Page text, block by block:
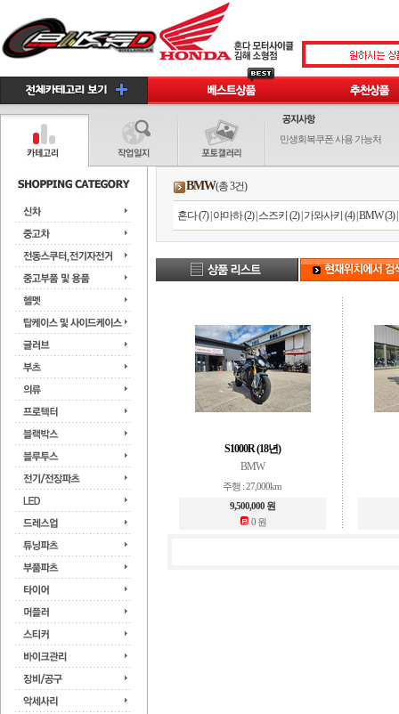
민생회복쿠폰 사용 가능처
BMW(총 3건)
혼다 (7)| 야마하 (2)| 스즈키 (2)| 가와사키 (4)|BMW (3)|
S1000R (18년)
BMW
주행 : 27,000km
9,500,000 원
0 원